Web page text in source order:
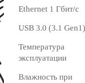
Ethernet 1 Гбит/с
USB 3.0 (3.1 Gen1)
Температура
эксплуатации
Влажность при